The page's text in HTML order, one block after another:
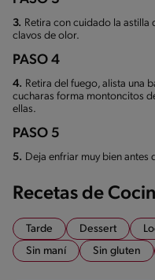
3. Retira con cuidado la astilla
clavos de olor.
PASO 4
4. Retira del fuego, alista una
cucharas forma montoncitos
ellas.
PASO 5
5. Deja enfriar muy bien antes
Recetas de
Tarde Dessert
Sin maní
Sin gluten